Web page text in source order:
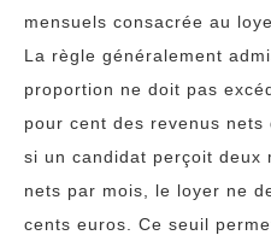
mensuels consacrée au
La règle généralement
proportion ne doit pas
pour cent des revenus nets
si un candidat perçoit deux
nets par mois, le loyer ne
cents euros. Ce seuil